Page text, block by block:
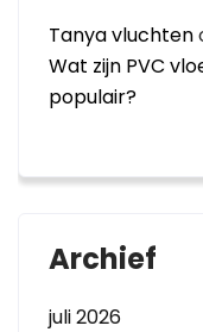
Tanya vluchten
Wat zijn PVC
populair?
Archief
juli 2026